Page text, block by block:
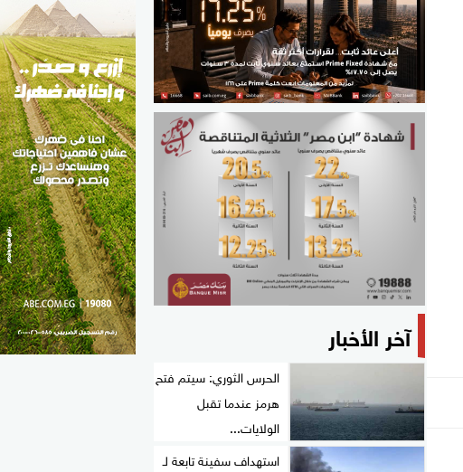
مواهب مصر
آخر الأخبار
الحرس الثوري: سيتم فتح
هرمز عندما تقبل
الولايات...
استهداف سفينة تابعة لـ